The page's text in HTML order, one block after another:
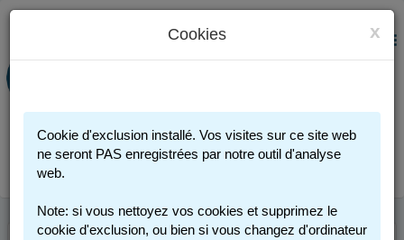
PORTAIL FAMILLE
Connexion
MENU
x
Cookies
Cookie d'exclusion installé. Vos visites sur ce site web
ne seront PAS enregistrées par notre outil d'analyse
web.
Note: si vous nettoyez vos cookies et supprimez le
cookie d'exclusion, ou bien si vous changez d'ordinateur